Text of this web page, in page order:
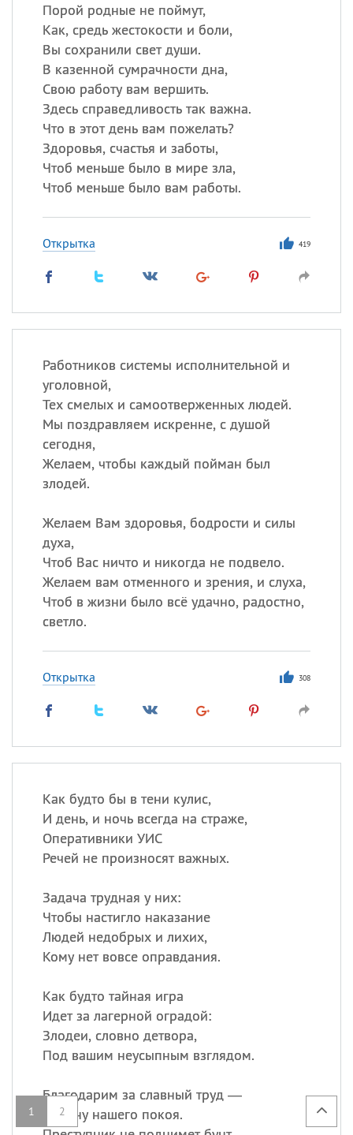
Порой родные не поймут,
Как, средь жестокости и боли,
Вы сохранили свет души.
В казенной сумрачности дна,
Свою работу вам вершить.
Здесь справедливость так важна.
Что в этот день вам пожелать?
Здоровья, счастья и заботы,
Чтоб меньше было в мире зла,
Чтоб меньше было вам работы.
Открытка 419
Работников системы исполнительной и
уголовной,
Тех смелых и самоотверженных людей.
Мы поздравляем искренне, с душой
сегодня,
Желаем, чтобы каждый пойман был
злодей.
Желаем Вам здоровья, бодрости и силы
духа,
Чтоб Вас ничто и никогда не подвело.
Желаем вам отменного и зрения, и слуха,
Чтоб в жизни было всё удачно, радостно,
светло.
Открытка 308
Как будто бы в тени кулис,
И день, и ночь всегда на страже,
Оперативники УИС
Речей не произносят важных.
Задача трудная у них:
Чтобы настигло наказание
Людей недобрых и лихих,
Кому нет вовсе оправдания.
Как будто тайная игра
Идет за лагерной оградой:
Злодеи, словно детвора,
Под вашим неусыпным взглядом.
Благодарим за славный труд —
Охрану нашего покоя.
1 2